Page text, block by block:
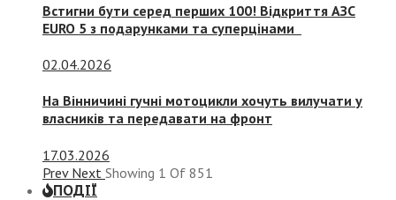
Встигни бути серед перших 100! Відкриття АЗС
EURO 5 з подарунками та суперцінами
02.04.2026
На Вінничині гучні мотоцикли хочуть вилучати у
власників та передавати на фронт
17.03.2026
Prev Next Showing 1 Of 851
ПОДІЇ